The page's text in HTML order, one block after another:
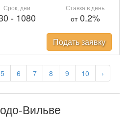
5 6 7 8 9 10 ›
Срок, дни
- 1080
Ставка в день
от0.2%
Подать заявку
Вильве